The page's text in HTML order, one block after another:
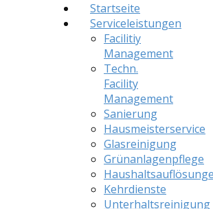
Startseite
Serviceleistungen
Facilitiy
Management
Techn.
Facility
Management
Sanierung
Hausmeisterservice
Glasreinigung
Grünanlagenpflege
Kehrdienste
Unterhaltsreinigung